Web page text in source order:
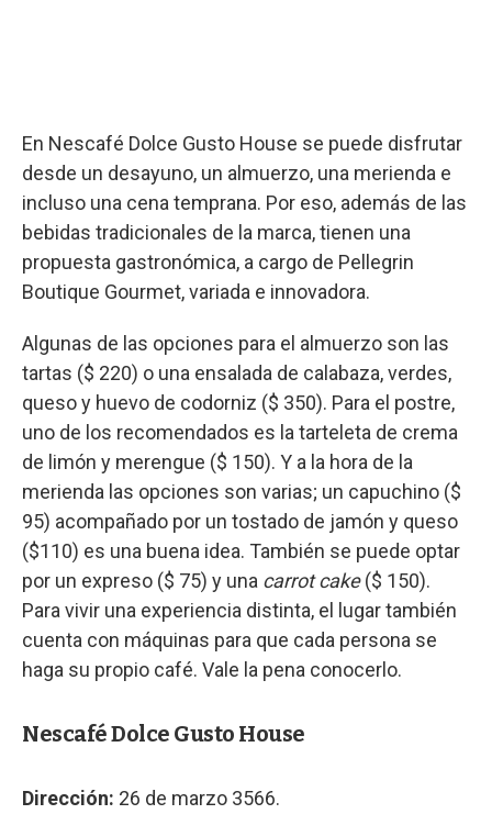
En Nescafé Dolce Gusto House se puede disfrutar
desde un desayuno, un almuerzo, una merienda e
incluso una cena temprana. Por eso, además de las
bebidas tradicionales de la marca, tienen una
propuesta gastronómica, a cargo de Pellegrin
Boutique Gourmet, variada e innovadora.
Algunas de las opciones para el almuerzo son las
tartas ($ 220) o una ensalada de calabaza, verdes,
queso y huevo de codorniz ($ 350). Para el postre,
uno de los recomendados es la tarteleta de crema
de limón y merengue ($ 150). Y a la hora de la
merienda las opciones son varias; un capuchino ($
95) acompañado por un tostado de jamón y queso
($110) es una buena idea. También se puede optar
por un expreso ($ 75) y una carrot cake($ 150).
Para vivir una experiencia distinta, el lugar también
cuenta con máquinas para que cada persona se
haga su propio café. Vale la pena conocerlo.
Nescafé Dolce Gusto House
Dirección: 26 de marzo 3566.